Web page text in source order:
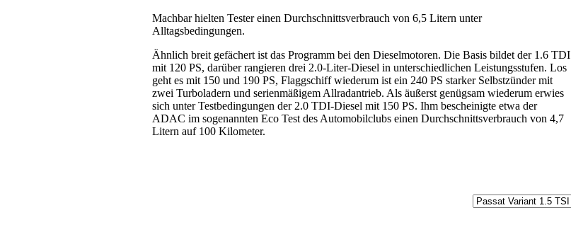
Machbar hielten Tester einen Durchschnittsverbrauch von 6,5 Litern unter
Alltagsbedingungen.
Ähnlich breit gefächert ist das Programm bei den Dieselmotoren. Die Basis bildet der 1.6 TDI
mit 120 PS, darüber rangieren drei 2.0-Liter-Diesel in unterschiedlichen Leistungsstufen. Los
geht es mit 150 und 190 PS, Flaggschiff wiederum ist ein 240 PS starker Selbstzünder mit
zwei Turboladern und serienmäßigem Allradantrieb. Als äußerst genügsam wiederum erwies
sich unter Testbedingungen der 2.0 TDI-Diesel mit 150 PS. Ihm bescheinigte etwa der
ADAC im sogenannten Eco Test des Automobilclubs einen Durchschnittsverbrauch von 4,7
Litern auf 100 Kilometer.